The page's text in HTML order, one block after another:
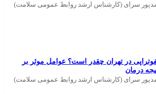
سرای (کارشناس ارشد روابط عمومی سلامت)
در تهران چقدر است؟ عوامل موثر بر
درمان
سرای (کارشناس ارشد روابط عمومی سلامت)